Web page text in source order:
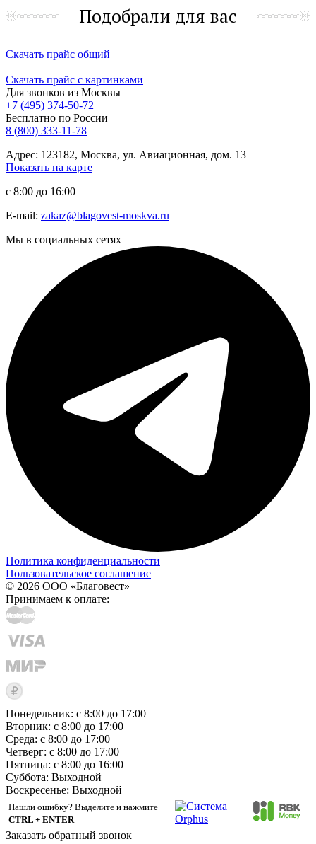
Подобрали для вас
Скачать прайс общий
Скачать прайс с картинками
Для звонков из Москвы
+7 (495) 374-50-72
Бесплатно по России
8 (800) 333-11-78
Адрес: 123182, Москва, ул. Авиационная, дом. 13
Показать на карте
с 8:00 до 16:00
E-mail: zakaz@blagovest-moskva.ru
Мы в социальных сетях
Политика конфиденциальности
Пользовательское соглашение
© 2026 ООО «Благовест»
Принимаем к оплате:
Понедельник: с 8:00 до 17:00
Вторник: с 8:00 до 17:00
Среда: с 8:00 до 17:00
Четверг: с 8:00 до 17:00
Пятница: с 8:00 до 16:00
Суббота: Выходной
Воскресенье: Выходной
Нашли ошибку? Выделите и нажмите
CTRL + ENTER
Заказать обратный звонок